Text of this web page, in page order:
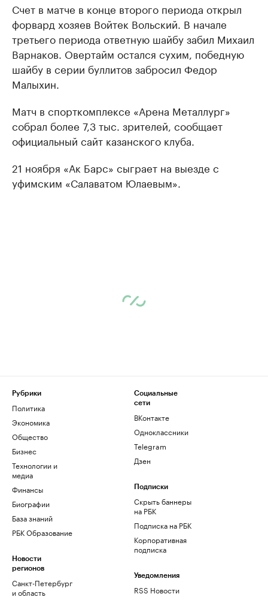
Счет в матче в конце второго периода открыл
форвард хозяев Войтек Вольский. В начале
третьего периода ответную шайбу забил Михаил
Варнаков. Овертайм остался сухим, победную
шайбу в серии буллитов забросил Федор
Малыхин.
Матч в спорткомплексе «Арена Металлург»
собрал более 7,3 тыс. зрителей, сообщает
официальный сайт казанского клуба.
21 ноября «Ак Барс» сыграет на выезде с
уфимским «Салаватом Юлаевым».
Рубрики
Политика
Экономика
Общество
Бизнес
Технологии и
медиа
Финансы
Биографии
База знаний
РБК Образование
Новости
регионов
Санкт-Петербург
и область
Социальные
сети
ВКонтакте
Одноклассники
Telegram
Дзен
Подписки
Скрыть баннеры
на РБК
Подписка на РБК
Корпоративная
подписка
Уведомления
RSS Новости